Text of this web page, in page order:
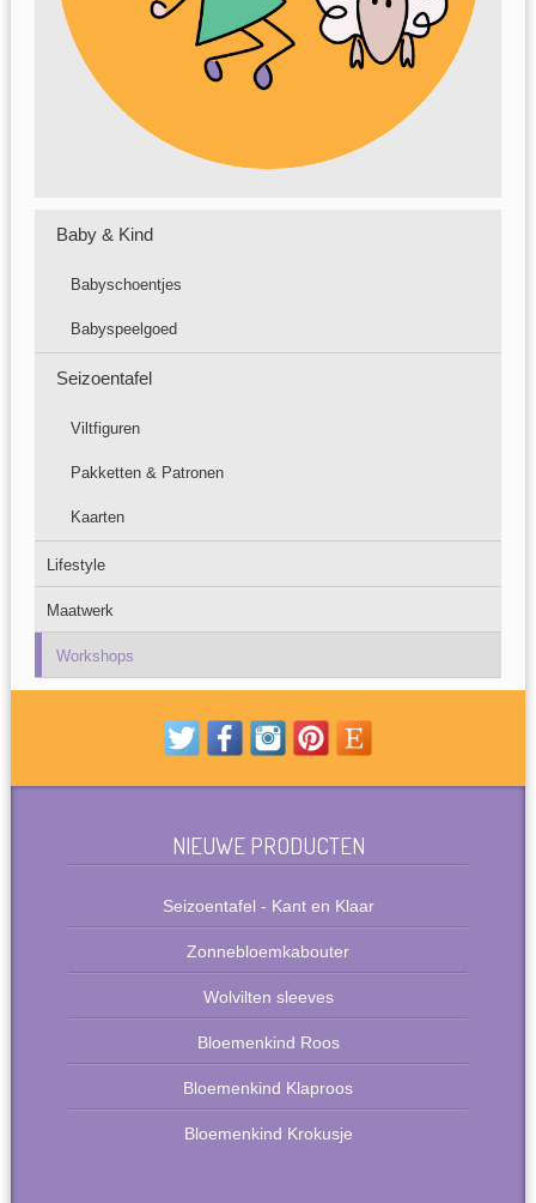
Baby & Kind
Babyschoentjes
Babyspeelgoed
Seizoentafel
Viltfiguren
Pakketten & Patronen
Kaarten
Lifestyle
Maatwerk
Workshops
NIEUWE PRODUCTEN
Seizoentafel - Kant en Klaar
Zonnebloemkabouter
Wolvilten sleeves
Bloemenkind Roos
Bloemenkind Klaproos
Bloemenkind Krokusje